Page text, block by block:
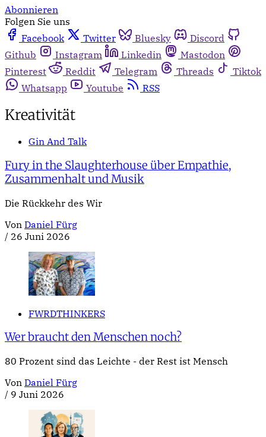
Abonnieren
Folgen Sie uns
Facebook
Twitter Bluesky
Discord
Github
Instagram Linkedin
Mastodon
Pinterest
Reddit Telegram Threads
Tiktok
Whatsapp
Youtube RSS
Kreativität
Gin And Talk
Fury in the Slaughterhouse über Empathie,
Zusammenhalt und Musik
Die Rückkehr des Wir
Von Daniel Fürg
/ 26 Juni 2026
FWRDTHINKERS
Wer braucht den Menschen noch?
80 Prozent sind das Leichte - der Rest ist Mensch
Von Daniel Fürg
/ 9 Juni 2026